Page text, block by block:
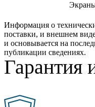
Информация о
поставки, и внешнем
и основывается на
публикации сведениях.
Гарантия